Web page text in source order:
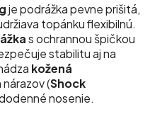
je podrážka pevne prišitá,
topánku flexibilnú.
s ochrannou špičkou
stabilitu aj na
kožená
nárazov (Shock
nosenie.